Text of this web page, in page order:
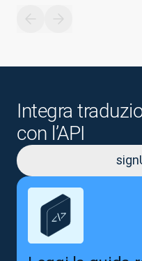
Integra
con l’API